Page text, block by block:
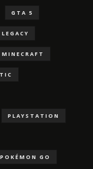
GTA 5
MINECRAFT
PLAYSTATION
POKÉMON GO